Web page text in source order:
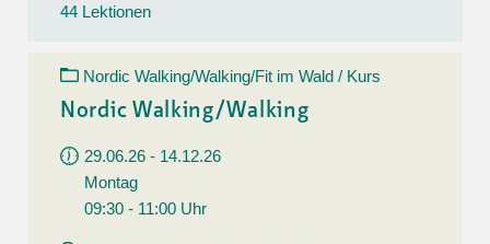
44 Lektionen
Nordic Walking/Walking/Fit im Wald / Kurs
Nordic Walking/Walking
29.06.26 - 14.12.26
Montag
09:30 - 11:00 Uhr